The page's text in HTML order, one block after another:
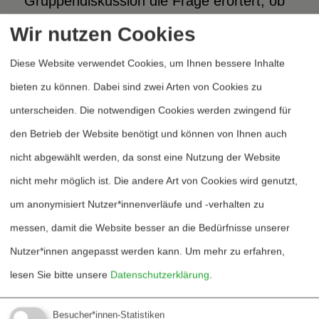
und wie sich Institutionen der Friedens-
öffentlich in politische Debatten
einschalten sollten. Des weiteren
verständigten sich die Teilnehmer_innen in
einer Plenarveranstaltung am Abend des
ersten Konferenztages über Konflikte und
Probleme innerhalb der Friedens- und
Konfliktforschung als Studien- und
Arbeitsfeld und diskutierten Erfahrungen
und Perspektiven einer zukünftigen
Interessenvertretung junger
Wissenschaftler_innen.
Wir nutzen Cookies
Diese Website verwendet Cookies, um Ihnen bessere Inhalte
bieten zu können. Dabei sind zwei Arten von Cookies zu
unterscheiden. Die notwendigen Cookies werden zwingend für
den Betrieb der Website benötigt und können von Ihnen auch
nicht abgewählt werden, da sonst eine Nutzung der Website
nicht mehr möglich ist. Die andere Art von Cookies wird genutzt,
um anonymisiert Nutzer*innenverläufe und -verhalten zu
messen, damit die Website besser an die Bedürfnisse unserer
Nutzer*innen angepasst werden kann. Um mehr zu erfahren,
lesen Sie bitte unsere Datenschutzerklärung.
Besucher*innen-Statistiken